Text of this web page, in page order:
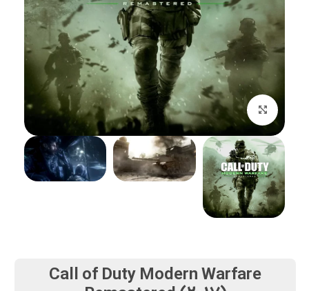
بزرگنمایی تصویر
Call of Duty Modern Warfare